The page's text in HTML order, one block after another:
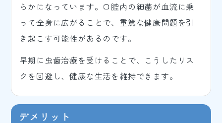
らかになっています。口腔内の細菌が血流に乗
って全身に広がることで、重篤な健康問題を引
き起こす可能性があるのです。
早期に虫歯治療を受けることで、こうしたリス
クを回避し、健康な生活を維持できます。
デメリット